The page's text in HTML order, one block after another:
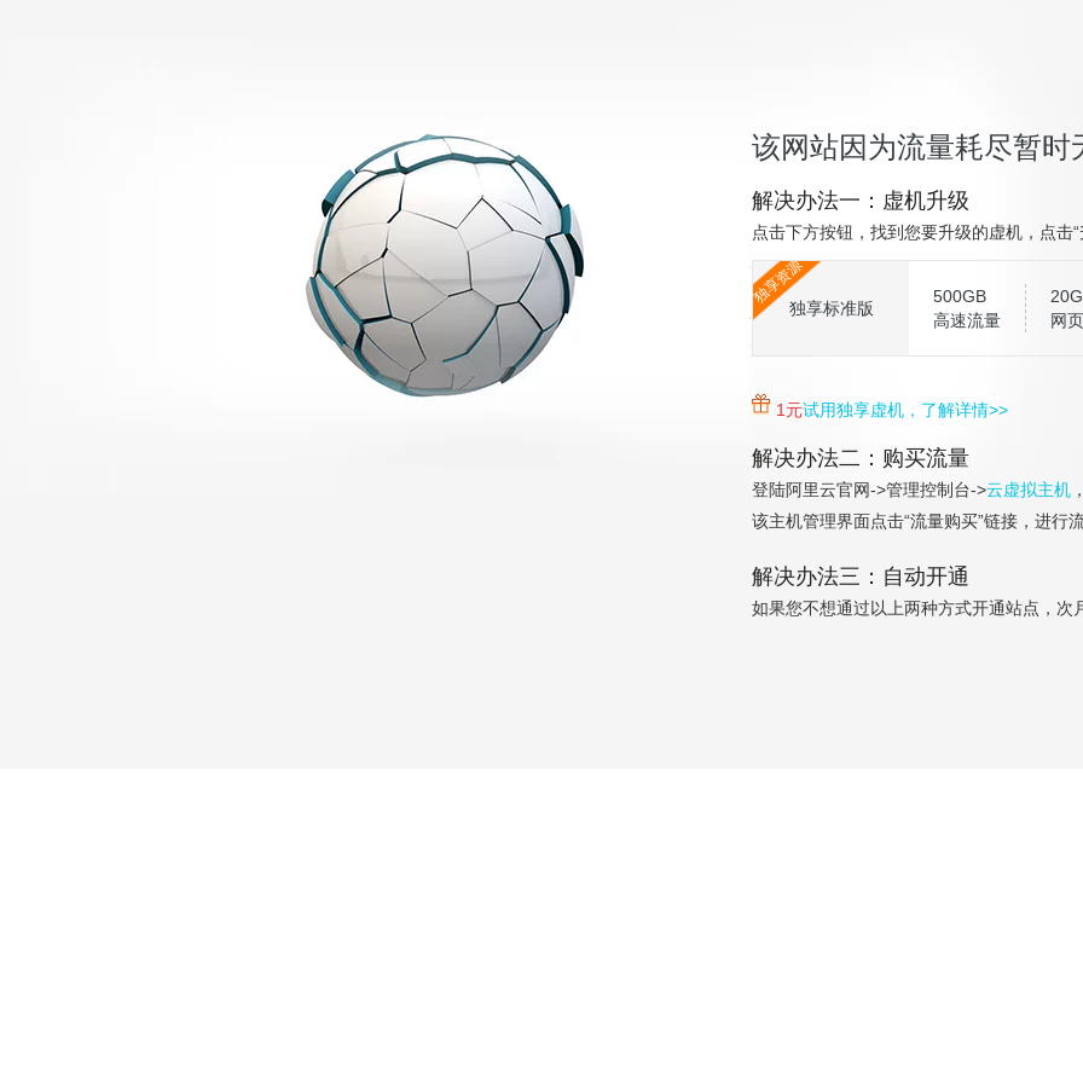
该网站因为流量耗尽暂时
解决办法一：虚机升级
点击下方按钮，找到您要升级的虚机，点击
独享资源
独享标准版
500GB
高速流量
网
1元试用独享虚机，了解详情>>
解决办法二：购买流量
登陆阿里云官网->管理控制台->云虚拟主机
该主机管理界面点击“流量购买”链接，进行
解决办法三：自动开通
如果您不想通过以上两种方式开通站点，次